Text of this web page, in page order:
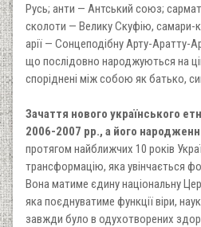
Русь; анти — Антський союз;
сколоти — Велику Скуфію, самари-
арії — Сонцеподібну Арту-Аратту-
що послідовно народжуються на
споріднені між собою як батько,
Зачаття нового українського
2006-2007 рр., а його
протягом найближчих 10 років
трансформацію, яка увінчається
Вона матиме єдину національну
яка поєднуватиме функції віри,
завжди було в одухотворених